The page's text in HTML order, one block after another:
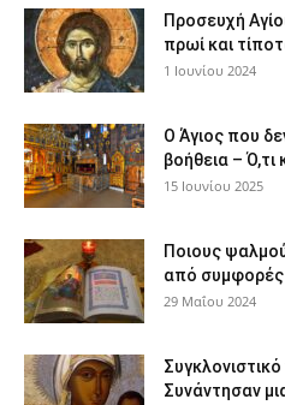
Προσευχή
πρωί και
1 Ιουνίου 2024
Ο Άγιος που
βοήθεια – Ό,τι
15 Ιουνίου 2025
Ποιους
από συμφορές
29 Μαΐου 2024
Συνάντησαν